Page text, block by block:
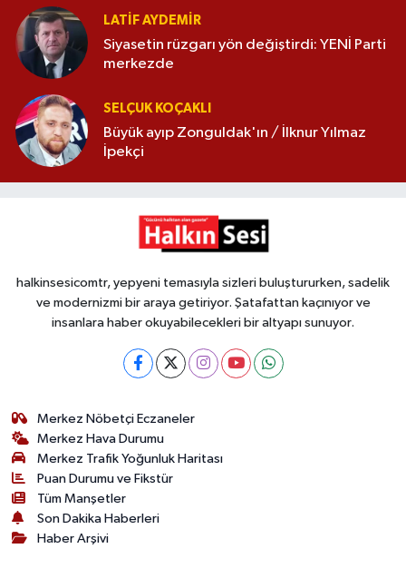
LATIF AYDEMIR
Siyasetin rüzgarı yön değiştirdi: YENİ Parti
merkezde
SELÇUK KOÇAKLI
Büyük ayıp Zonguldak'ın / İlknur Yılmaz
İpekçi
halkinsesicomtr, yepyeni temasıyla sizleri buluştururken, sadelik
ve modernizmi bir araya getiriyor. Şatafattan kaçınıyor ve
insanlara haber okuyabilecekleri bir altyapı sunuyor.
Merkez Nöbetçi Eczaneler
Merkez Hava Durumu
Merkez Trafik Yoğunluk Haritası
Puan Durumu ve Fikstür
Tüm Manşetler
Son Dakika Haberleri
Haber Arşivi